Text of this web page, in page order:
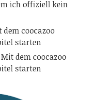
ich offiziell kein
coocazoo
starten
dem coocazoo
starten